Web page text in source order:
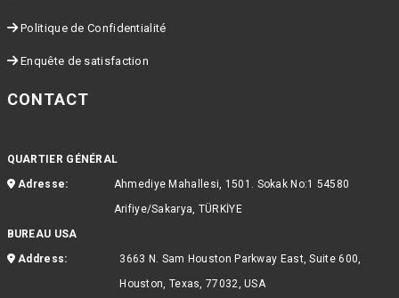
Politique de Confidentialité
Enquête de satisfaction
CONTACT
QUARTIER GÉNÉRAL
Adresse:
Ahmediye Mahallesi, 1501. Sokak No:1 54580
Arifiye/Sakarya, TÜRKİYE
BUREAU USA
Address:
3663 N. Sam Houston Parkway East, Suite 600,
Houston, Texas, 77032, USA